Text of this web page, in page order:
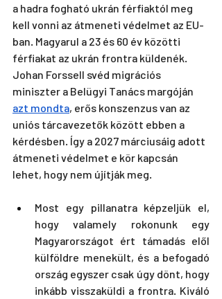
a hadra fogható ukrán férfiaktól meg
kell vonni az átmeneti védelmet az EU-
ban. Magyarul a 23 és 60 év közötti
férfiakat az ukrán frontra küldenék.
Johan Forssell svéd migrációs
miniszter a Belügyi Tanács margóján
azt mondta, erős konszenzus van az
uniós tárcavezetők között ebben a
kérdésben. Így a 2027 márciusáig adott
átmeneti védelmet e kör kapcsán
lehet, hogy nem újítják meg.
Most egy pillanatra képzeljük el,
hogy valamely rokonunk egy
Magyarországot ért támadás elől
külföldre menekült, és a befogadó
ország egyszer csak úgy dönt, hogy
inkább visszaküldi a frontra. Kiváló